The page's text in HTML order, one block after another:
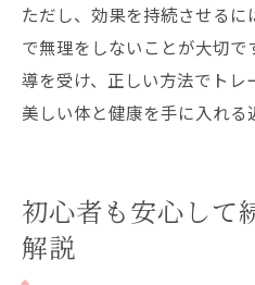
ただし、効果を持続させる
で無理をしないことが大切で
導を受け、正しい方法でトレ
美しい体と健康を手に入れる
初心者も安心して
解説